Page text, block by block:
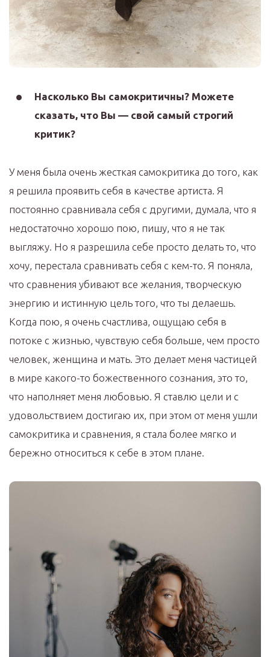
Насколько Вы самокритичны? Можете
сказать, что Вы — свой самый строгий
критик?
У меня была очень жесткая самокритика до того, как
я решила проявить себя в качестве артиста. Я
постоянно сравнивала себя с другими, думала, что я
недостаточно хорошо пою, пишу, что я не так
выгляжу. Но я разрешила себе просто делать то, что
хочу, перестала сравнивать себя с кем-то. Я поняла,
что сравнения убивают все желания, творческую
энергию и истинную цель того, что ты делаешь.
Когда пою, я очень счастлива, ощущаю себя в
потоке с жизнью, чувствую себя больше, чем просто
человек, женщина и мать. Это делает меня частицей
в мире какого-то божественного сознания, это то,
что наполняет меня любовью. Я ставлю цели и с
удовольствием достигаю их, при этом от меня ушли
самокритика и сравнения, я стала более мягко и
бережно относиться к себе в этом плане.